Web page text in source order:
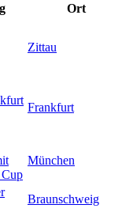
Ort
Zittau
Frankfurt
Cup
München
Braunschweig